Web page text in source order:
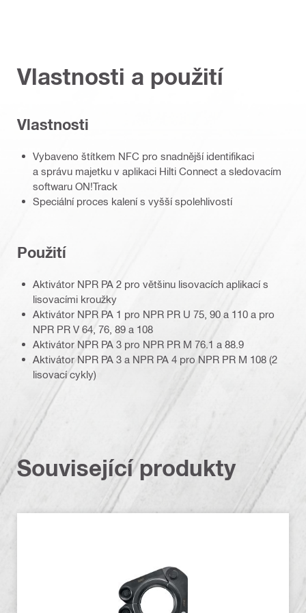
Vlastnosti a použití
Vlastnosti
Vybaveno štítkem NFC pro snadnější identifikaci
a správu majetku v aplikaci Hilti Connect a sledovacím
softwaru ON!Track
Speciální proces kalení s vyšší spolehlivostí
Použití
Aktivátor NPR PA 2 pro většinu lisovacích aplikací s
lisovacími kroužky
Aktivátor NPR PA 1 pro NPR PR U 75, 90 a 110 a pro
NPR PR V 64, 76, 89 a 108
Aktivátor NPR PA 3 pro NPR PR M 76.1 a 88.9
Aktivátor NPR PA 3 a NPR PA 4 pro NPR PR M 108 (2
lisovací cykly)
Související produkty